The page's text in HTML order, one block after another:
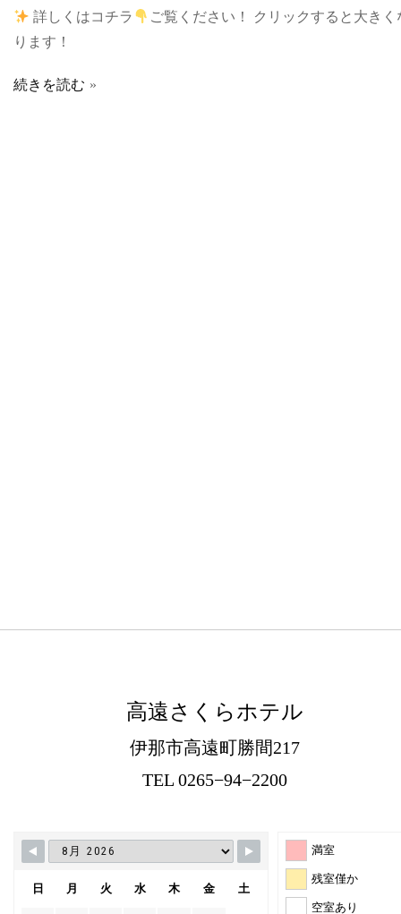
詳しくはコチラ
ご覧ください！ クリックすると大きく
ります！
続きを読む
高遠さくらホテル
伊那市高遠町勝間217
TEL 0265−94−2200
満室
残室僅か
空室あり
日 月 火 水 木 金 土